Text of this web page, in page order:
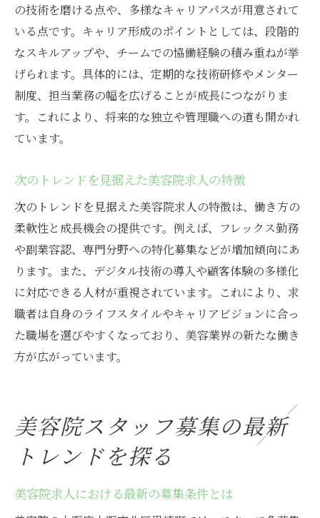
理想の働き方ができる美容院の特徴とは
美容院スタッフが求める環境のポイント
美容院で実現できる多様な働き方を紹介
自分らしく働ける美容院の選び方を解説
美容院で長く働くためのコツと工夫
美容院スタッフ急募が続く理由と課題
黒崎町エリアの美容院求人の今後を予測
美容院業界の人材確保に向けた取り組み
スタッフ急募がもたらす美容院の変化
美容院求人を活用したキャリアアップ戦略
美容院業界の未来を見据えた働き方の提案
の技術を磨ける点や、多様なキャリアパスが用意されて
いる点です。キャリア形成のポイントとしては、段階的
なスキルアップや、チームでの協働経験の積み重ねが挙
げられます。具体的には、定期的な技術研修やメンター
制度、担当業務の幅を広げることが成長につながりま
す。これにより、将来的な独立や管理職への道も開かれ
ています。
次のトレンドを見据えた美容院求人の特徴
次のトレンドを見据えた美容院求人の特徴は、働き方の
柔軟性と成長機会の提供です。例えば、フレックス勤務
や副業容認、専門分野への特化募集などが増加傾向にあ
ります。また、デジタル技術の導入や顧客体験の多様化
に対応できる人材が重視されています。これにより、求
職者は自身のライフスタイルやキャリアビジョンに合っ
た職場を選びやすくなっており、美容業界の新たな働き
方が広がっています。
美容院スタッフ募集の最新
トレンドを探る
美容院求人における最新の募集条件とは